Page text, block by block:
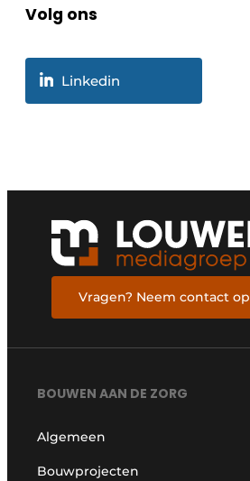
Volg ons
Linkedin
Vragen? Neem contact op
BOUWEN AAN DE ZORG
Algemeen
Bouwprojecten